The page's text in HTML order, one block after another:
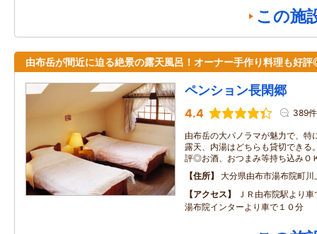
この施
由布岳が間近に迫る絶景の露天風呂！オーナー手作り料理も好
ペンション長閑郷
4.4 389件
由布岳の大パノラマが魅力で、特
露天、内湯はどちらも貸切できる
評◎お酒、おつまみ等持ち込みＯ
住所
大分県由布市湯布院町
アクセス
ＪＲ由布院駅より
湯布院インターより車で１０分